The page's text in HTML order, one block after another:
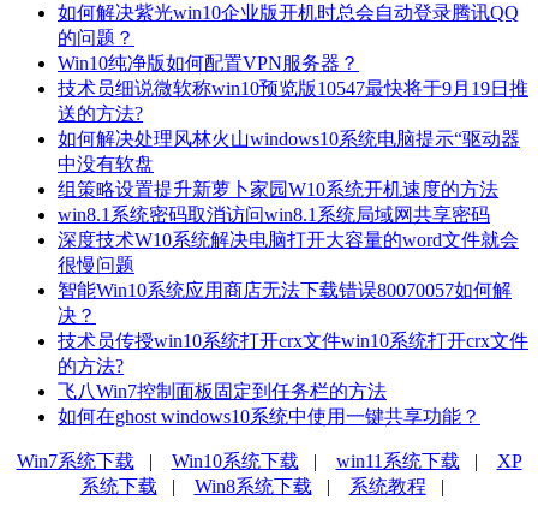
如何解决紫光win10企业版开机时总会自动登录腾讯QQ
的问题？
Win10纯净版如何配置VPN服务器？
技术员细说微软称win10预览版10547最快将于9月19日推
送的方法?
如何解决处理风林火山windows10系统电脑提示“驱动器
中没有软盘
组策略设置提升新萝卜家园W10系统开机速度的方法
win8.1系统密码取消访问win8.1系统局域网共享密码
深度技术W10系统解决电脑打开大容量的word文件就会
很慢问题
智能Win10系统应用商店无法下载错误80070057如何解
决？
技术员传授win10系统打开crx文件win10系统打开crx文件
的方法?
飞八Win7控制面板固定到任务栏的方法
如何在ghost windows10系统中使用一键共享功能？
Win7系统下载 | Win10系统下载 | win11系统下载 | XP
系统下载 | Win8系统下载 | 系统教程 |